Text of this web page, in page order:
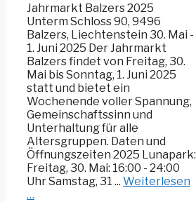
Jahrmarkt Balzers 2025
Unterm Schloss 90, 9496
Balzers, Liechtenstein 30. Mai -
1. Juni 2025 Der Jahrmarkt
Balzers findet von Freitag, 30.
Mai bis Sonntag, 1. Juni 2025
statt und bietet ein
Wochenende voller Spannung,
Gemeinschaftssinn und
Unterhaltung für alle
Altersgruppen. Daten und
Öffnungszeiten 2025 Lunapark:
Freitag, 30. Mai: 16:00 - 24:00
Uhr Samstag, 31 ... Weiterlesen
…